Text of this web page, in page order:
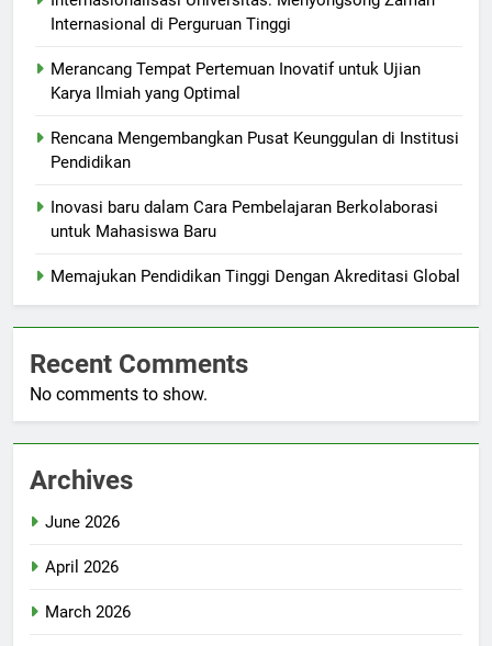
Internasional di Perguruan Tinggi
Merancang Tempat Pertemuan Inovatif untuk Ujian
Karya Ilmiah yang Optimal
Rencana Mengembangkan Pusat Keunggulan di Institusi
Pendidikan
Inovasi baru dalam Cara Pembelajaran Berkolaborasi
untuk Mahasiswa Baru
Memajukan Pendidikan Tinggi Dengan Akreditasi Global
Recent Comments
No comments to show.
Archives
June 2026
April 2026
March 2026